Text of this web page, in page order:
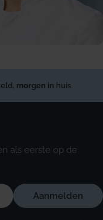
morgen in huis
als eerste op de
Aanmelden